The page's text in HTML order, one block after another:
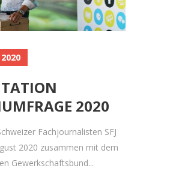
2020
Fachjournalisten SFJ
2020 zusammen mit dem
Gewerkschaftsbund...